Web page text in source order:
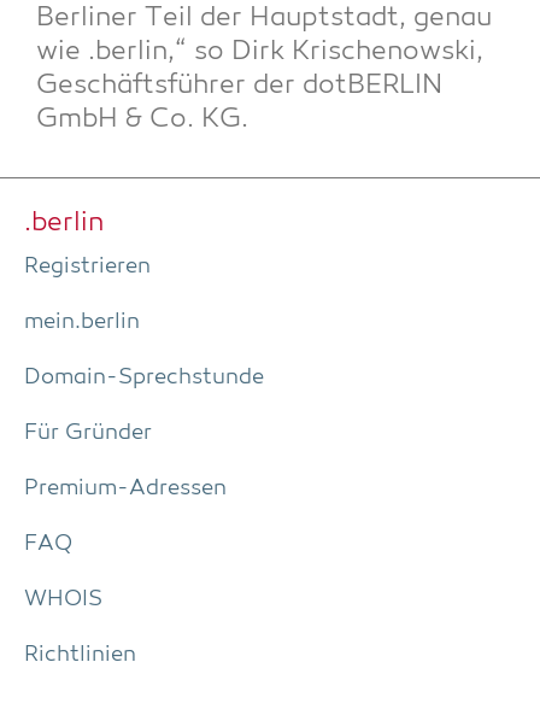
Ber­li­ner Teil der Haupt­stadt, genau
wie .ber­lin,“ so Dirk Kri­schenow­ski,
Geschäfts­füh­rer der dot­BER­LIN
GmbH & Co. KG.
.ber­lin
Regis­trie­ren
mein.berlin
Domain-Sprech­stun­de
Für Grün­der
Pre­­mi­um-Adres­­sen
FAQ
WHOIS
Richt­li­ni­en